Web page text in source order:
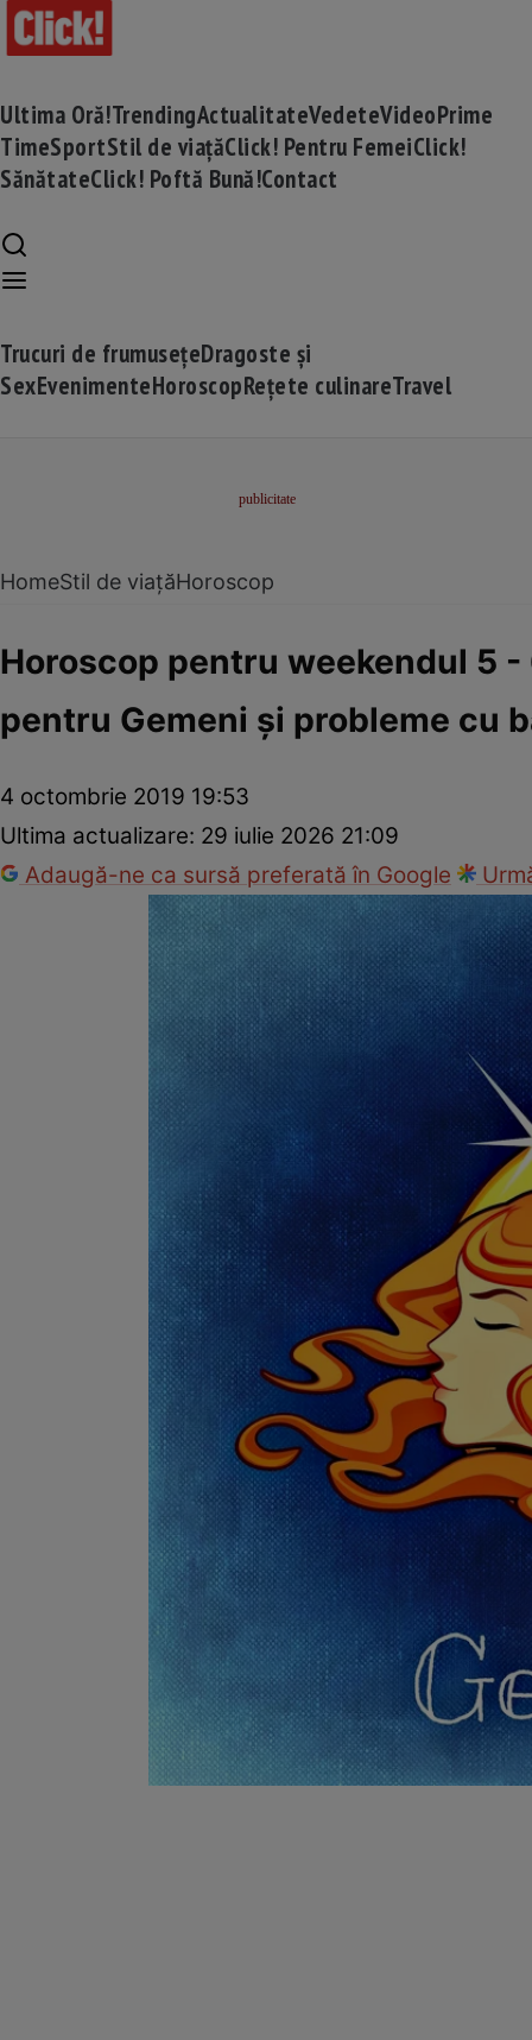
Ultima Oră!TrendingActualitateVedeteVideoPrime
TimeSportStil de viațăClick! Pentru FemeiClick!
SănătateClick! Poftă Bună!Contact
Trucuri de frumusețeDragoste și
SexEvenimenteHoroscopRețete culinareTravel
HomeStil de viațăHoroscop
Horoscop pentru weekendul 5
pentru Gemeni şi probleme cu
4 octombrie 2019 19:53
Ultima actualizare: 29 iulie 2026 21:09
Adaugă-ne ca sursă preferată în Google